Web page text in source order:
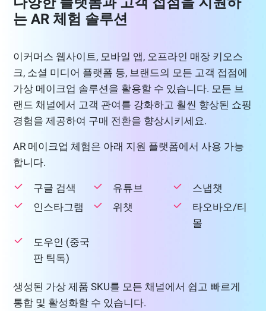
는 AR 체험 솔루션
이커머스 웹사이트, 모바일 앱, 오프라인 매장 키오스
크, 소셜 미디어 플랫폼 등, 브랜드의 모든 고객 접점에
가상 메이크업 솔루션을 활용할 수 있습니다. 모든 브
랜드 채널에서 고객 관여를 강화하고 훨씬 향상된 쇼핑
경험을 제공하여 구매 전환을 향상시키세요.
AR 메이크업 체험은 아래 지원 플랫폼에서 사용 가능
합니다.
구글 검색 유튜브
스냅챗
인스타그램
위챗
타오바오/티
몰
도우인 (중국
판 틱톡)
생성된 가상 제품 SKU를 모든 채널에서 쉽고 빠르게
통합 및 활성화할 수 있습니다.